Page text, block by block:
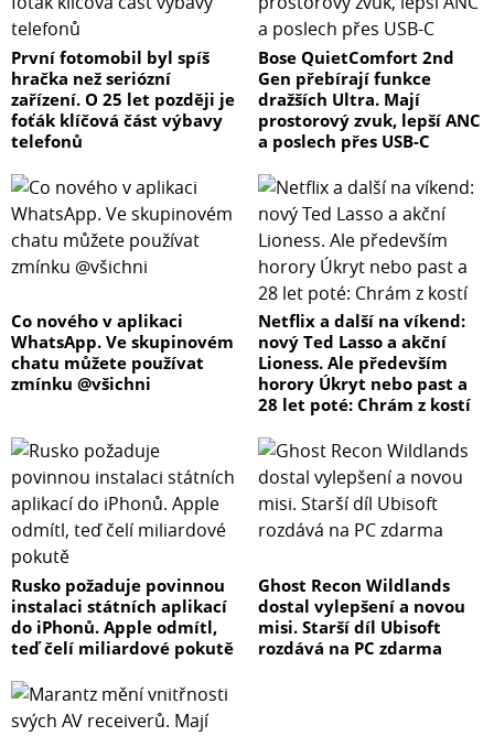
První fotomobil byl spíš
hračka než seriózní
zařízení. O 25 let později je
foťák klíčová část výbavy
telefonů
Bose QuietComfort 2nd
Gen přebírají funkce
dražších Ultra. Mají
prostorový zvuk, lepší ANC
a poslech přes USB-C
Co nového v aplikaci
WhatsApp. Ve skupinovém
chatu můžete používat
zmínku @všichni
Netflix a další na víkend:
nový Ted Lasso a akční
Lioness. Ale především
horory Úkryt nebo past a
28 let poté: Chrám z kostí
Rusko požaduje povinnou
instalaci státních aplikací
do iPhonů. Apple odmítl,
teď čelí miliardové pokutě
Ghost Recon Wildlands
dostal vylepšení a novou
misi. Starší díl Ubisoft
rozdává na PC zdarma